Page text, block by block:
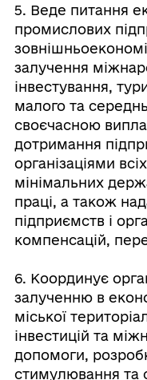
5. Веде питання
промислових
залучення
інвестування,
малого та
своєчасною
дотримання
організаціями
мінімальних
праці, а також
підприємств і
компенсацій,
6. Координує
залученню в
міської
інвестицій та
допомоги,
стимулювання та